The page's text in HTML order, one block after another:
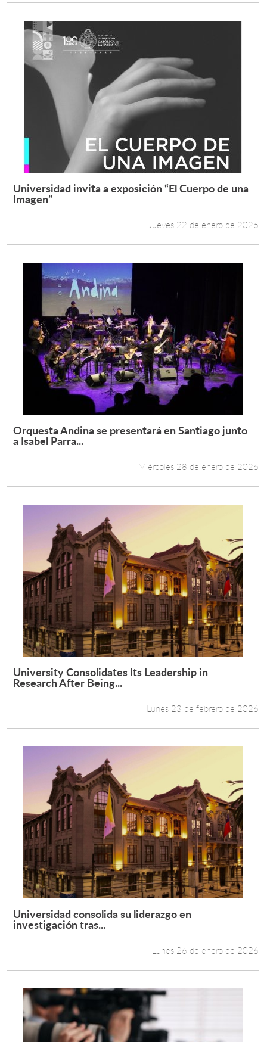
Leer más +
Universidad invita a exposición “El Cuerpo de una
Imagen”
Jueves 22 de enero de 2026
Leer más +
Orquesta Andina se presentará en Santiago junto
a Isabel Parra...
Miércoles 28 de enero de 2026
Leer más +
University Consolidates Its Leadership in
Research After Being...
Lunes 23 de febrero de 2026
Leer más +
Universidad consolida su liderazgo en
investigación tras...
Lunes 26 de enero de 2026